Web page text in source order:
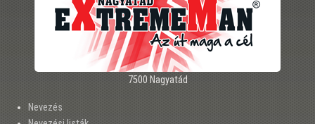
7500 Nagyatád
Nevezés